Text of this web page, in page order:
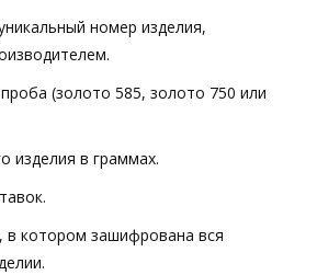
номер изделия,
(золото 585, золото 750 или
изделия в граммах.
в котором зашифрована вся